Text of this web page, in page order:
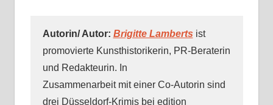
Autorin/ Autor: Brigitte Lamberts ist
promovierte Kunsthistorikerin, PR-Beraterin
und Redakteurin. In
Zusammenarbeit mit einer Co-Autorin sind
drei Düsseldorf-Krimis bei edition